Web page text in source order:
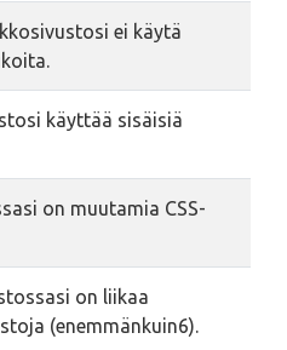
ei käytä
käyttää sisäisiä
on muutamia CSS-
on liikaa
(enemmänkuin6).